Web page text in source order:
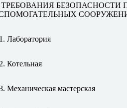
ТРЕБОВАНИЯ БЕЗОПАСНОСТИ
Лаборатория
Котельная
Механическая мастерская